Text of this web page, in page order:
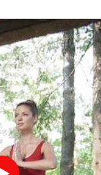
sielun lento
sisäinen
aamun
metsän